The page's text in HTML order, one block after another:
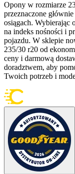
Opony w rozmiarze
przeznaczone
osiągach. Wybierając
na indeks nośności i
pojazdu. W sklepie
235/30 r20 od
ceny i darmową
doradztwem, aby
Twoich potrzeb i